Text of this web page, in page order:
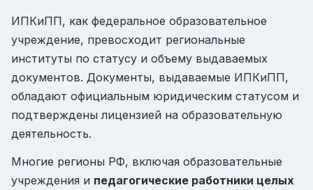
ИПКиПП, как федеральное образовательное
учреждение, превосходит региональные
институты по статусу и объему выдаваемых
документов. Документы, выдаваемые ИПКиПП,
обладают официальным юридическим статусом и
подтверждены лицензией на образовательную
деятельность.
Многие регионы РФ, включая образовательные
учреждения и педагогические работники целых